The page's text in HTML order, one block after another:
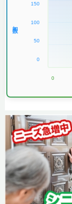
150
100
50
0
0